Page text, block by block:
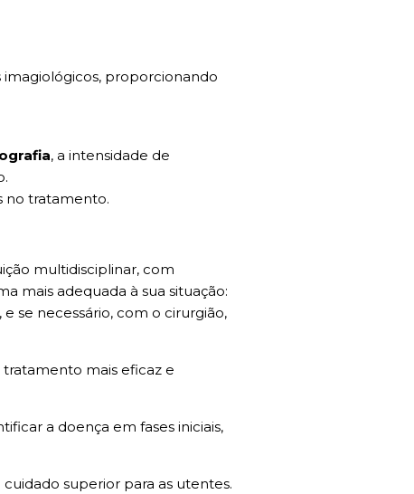
proporcionando
, a intensidade de
no tratamento.
multidisciplinar, com
mais adequada à sua situação:
se necessário, com o cirurgião,
mais eficaz e
a doença em fases iniciais,
superior para as utentes.